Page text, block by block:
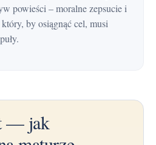
powieści – moralne zepsucie i
by osiągnąć cel, musi
— jak